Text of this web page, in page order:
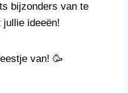
bijzonders van te
ideeën!
van! 🥳